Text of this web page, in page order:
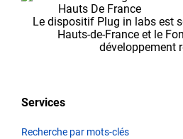
seront
d’abord
l’équipe
Plug in labs Hauts
de
Le dispositif Plug in labs est
Hauts-de-France et le
développement
Services
Recherche par mots-clés